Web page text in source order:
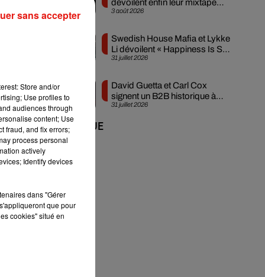
3 août 2026
dévoilent enfin leur mixtape
créée en...
31 juillet 2026
Swedish House Mafia et Lykke
Li dévoilent « Happiness Is So
Sad »
31 juillet 2026
David Guetta et Carl Cox
signent un B2B historique à
Ibiza
+ DE MUSIQUE
Store and/or
Use profiles to
audiences through
content; Use
fraud, and fix errors;
process personal
actively
Identify devices
dans "Gérer
que pour
cookies" situé en
sans accepter